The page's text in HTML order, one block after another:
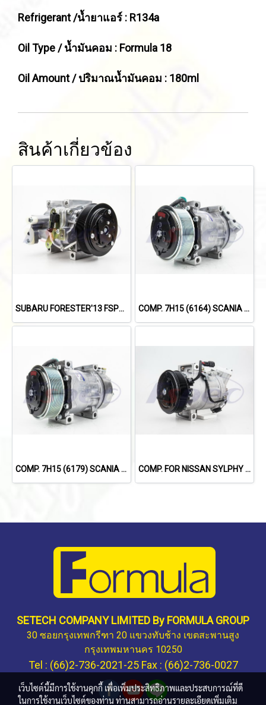
Refrigerant /น้ำยาแอร์ : R134a
Oil Type / น้ำมันคอม : Formula 18
Oil Amount / ปริมาณน้ำมันคอม : 180ml
สินค้าเกี่ยวข้อง
SUBARU FORESTER'13 FSPEC COMP. 7H15 (6164) SCANIA TRUCK (8PK)
COMP. 7H15 (6179) SCANIA 114,124,144 '09 (8PK) COMP. FOR NISSAN SYLPHY 1.8L /X-TRIAL'14 /TEANA L33'13-'19 (2.0L)
SETECH COMPANY LIMITED By FORMULA GROUP
30 ซอยกรุงเทพกรีฑา 20 แขวงทับช้าง เขตสะพานสูง
กรุงเทพมหานคร 10250
Tel : (66)2-736-2021-25 Fax : (66)2-736-0027
เว็บไซต์นี้มีการใช้งานคุกกี้ เพื่อเพิ่มประสิทธิภาพและประสบการณ์ที่ดี
ในการใช้งานเว็บไซต์ของท่าน ท่านสามารถอ่านรายละเอียดเพิ่มเติม